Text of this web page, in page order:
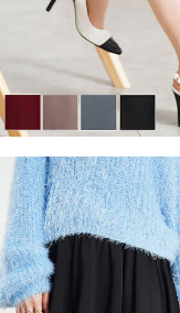
思ったよりも履きや
てお腹が窮屈になら
買ったのは初めてで
以上に安く手に入っ